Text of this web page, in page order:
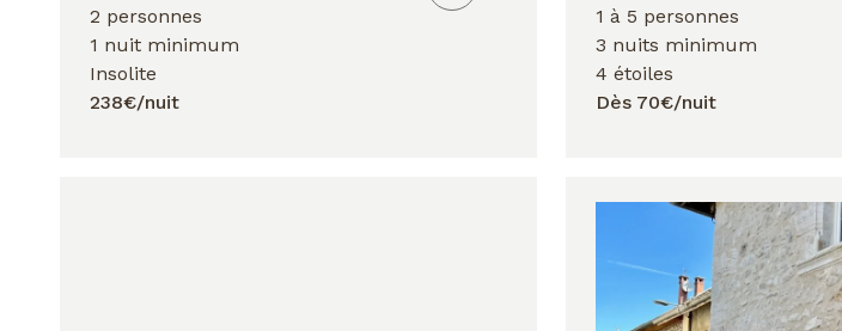
2 personnes
1 nuit minimum
Insolite
238€/nuit
1 à 5 personnes
3 nuits minimum
4 étoiles
Dès 70€/nuit